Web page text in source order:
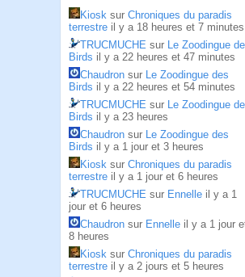
Kiosk sur Chroniques du paradis
terrestre il y a 18 heures et 7 minutes
TRUCMUCHE sur Le Zoodingue
Birds il y a 22 heures et 47 minutes
Chaudron sur Le Zoodingue des
Birds il y a 22 heures et 54 minutes
TRUCMUCHE sur Le Zoodingue
Birds il y a 23 heures
Chaudron sur Le Zoodingue des
Birds il y a 1 jour et 3 heures
Kiosk sur Chroniques du paradis
terrestre il y a 1 jour et 6 heures
TRUCMUCHE sur Ennelle il y a 1
jour et 6 heures
Chaudron sur Ennelle il y a 1 jour
8 heures
Kiosk sur Chroniques du paradis
terrestre il y a 2 jours et 5 heures